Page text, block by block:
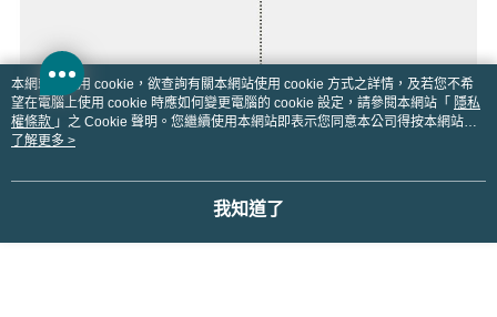
本網站中使用 cookie，欲查詢有關本網站使用 cookie 方式之詳情，及若您不希
望在電腦上使用 cookie 時應如何變更電腦的 cookie 設定，請參閱本網站「 隱私
權條款 」之 Cookie 聲明。您繼續使用本網站即表示您同意本公司得按本網站使
用條款之 Cookie 聲明使用 cookie。
了解更多 >
我知道了